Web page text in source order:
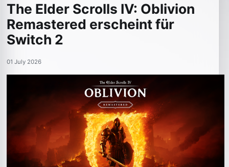
The Elder Scrolls IV: Oblivion
Remastered erscheint für
Switch 2
01 July 2026